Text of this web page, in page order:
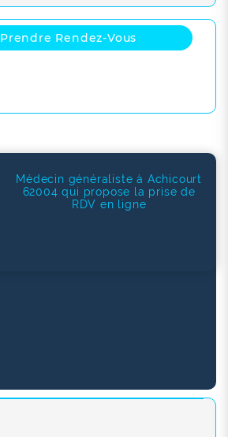
Prendre Rendez-Vous
Médecin généraliste à Achicourt
62004 qui propose la prise de
RDV en ligne